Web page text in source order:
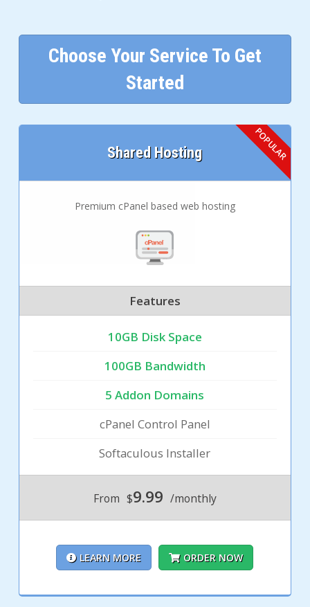
Choose Your Service To Get
Started
Shared Hosting
Premium cPanel based web hosting
Features
10GB Disk Space
100GB Bandwidth
5 Addon Domains
cPanel Control Panel
Softaculous Installer
From $9.99 /monthly
LEARN MORE ORDER NOW